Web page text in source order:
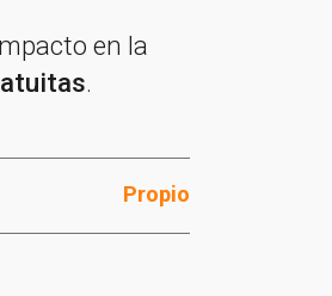
en la
.
Propio